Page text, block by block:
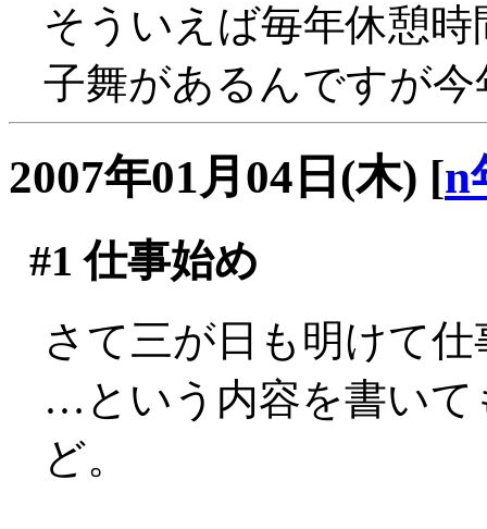
そういえば毎年休憩
子舞があるんですが
2007年01月04日(木) [n
#1 仕事始め
さて三が日も明けて
…という内容を書いて
ど。